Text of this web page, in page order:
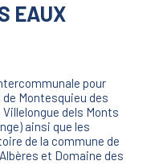
EAUX
pour
Montesquieu des
dels Monts
ainsi que les
de la commune de
et Domaine des